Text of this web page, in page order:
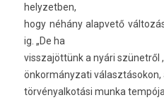
helyzetb­en,
hogy néhány al­ap­vető
ig. „De ha
visszajöt­tünk a nyári szünetről
önkor­mányzati
tör­vényal­kotási munka